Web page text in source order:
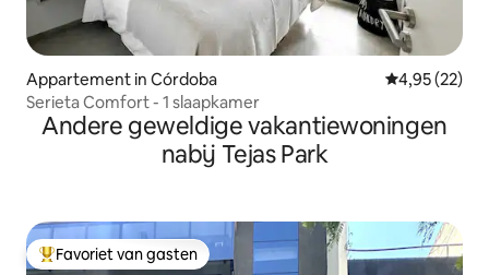
Appartement in Córdoba Gemiddelde
4,95 (22)
Serieta Comfort - 1 slaapkamer
Andere geweldige vakantiewoningen
nabij Tejas Park
Topfavoriet van gasten
Favoriet van gasten